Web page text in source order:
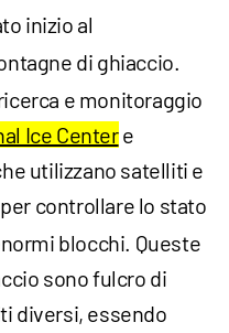
inizio al
di ghiaccio.
e monitoraggio
Ice Centere
utilizzano satelliti e
controllare lo stato
blocchi. Queste
sono fulcro di
diversi, essendo